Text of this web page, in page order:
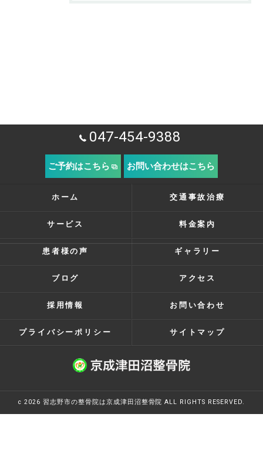
047-454-9388
ご予約はこちら お問い合わせはこちら
ホーム 交通事故治療
サービス 料金案内
患者様の声 ギャラリー
ブログ アクセス
採用情報 お問い合わせ
プライバシーポリシー サイトマップ
c 2026 習志野市の整骨院は京成津田沼整骨院 ALL RIGHTS RESERVED.